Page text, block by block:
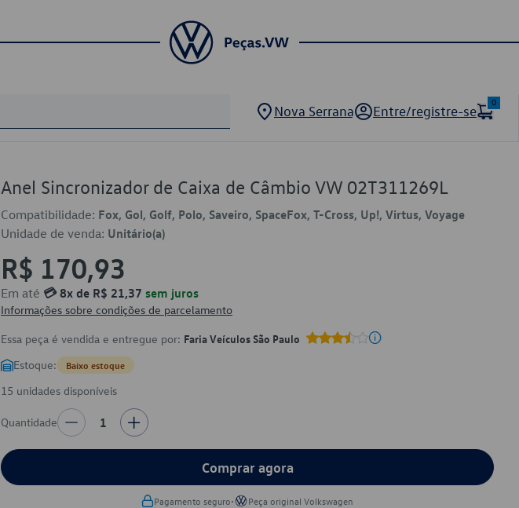
Nova Serrana Entre/registre-se
0
Anel Sincronizador de Caixa de Câmbio VW 02T311269L
Compatibilidade: Fox, Gol, Golf, Polo, Saveiro, SpaceFox, T-Cross, Up!, Virtus, Voyage
Unidade de venda: Unitário(a)
R$ 170,93
Em até 💳 8x de R$ 21,37 sem juros
Informações sobre condições de parcelamento
Essa peça é vendida e entregue por: Faria Veículos São Paulo
Estoque: Baixo estoque
15 unidades disponíveis
Quantidade 1
Comprar agora
Pagamento seguro• Peça original Volkswagen